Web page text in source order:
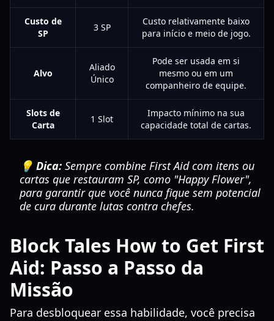
Custo de
SP
3 SP
Custo relativamente baixo
para início e meio de jogo.
Alvo
Aliado
Único
Pode ser usada em si
mesmo ou em um
companheiro de equipe.
Slots de
Carta
1 Slot
Impacto mínimo na sua
capacidade total de cartas.
💡 Dica: Sempre combine First Aid com itens ou
cartas que restauram SP, como "Happy Flower",
para garantir que você nunca fique sem potencial
de cura durante lutas contra chefes.
Block Tales How to Get First
Aid: Passo a Passo da
Missão
Para desbloquear essa habilidade, você precisa